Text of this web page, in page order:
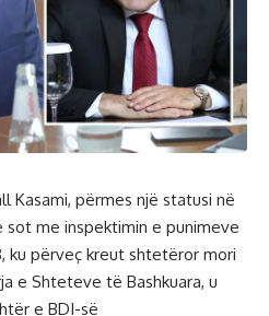
Kasami, përmes një statusi në
sot me inspektimin e punimeve
ku përveç kreut shtetëror mori
e Shteteve të Bashkuara, u
e BDI-së